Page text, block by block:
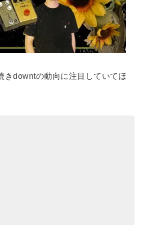
きdowntの動向に注目していてほ